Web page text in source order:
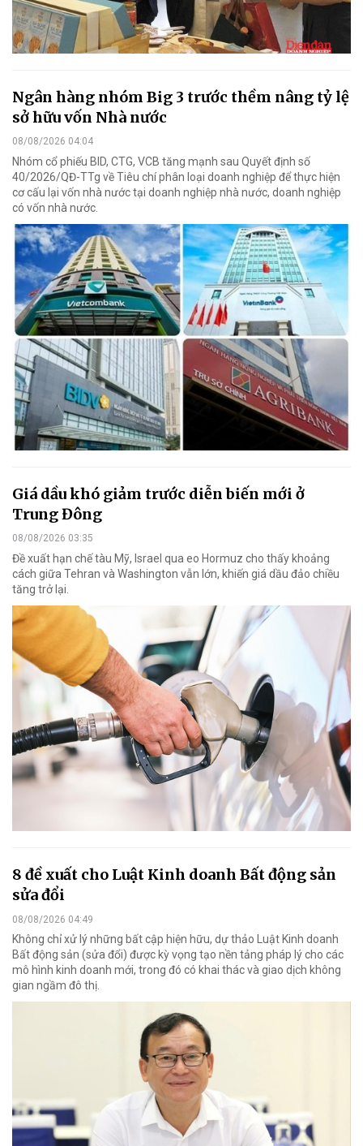
Ngân hàng nhóm Big 3 trước thềm nâng tỷ lệ
sở hữu vốn Nhà nước
08/08/2026 04:04
Nhóm cổ phiếu BID, CTG, VCB tăng mạnh sau Quyết định số
40/2026/QĐ-TTg về Tiêu chí phân loại doanh nghiệp để thực hiện
cơ cấu lại vốn nhà nước tại doanh nghiệp nhà nước, doanh nghiệp
có vốn nhà nước.
Giá dầu khó giảm trước diễn biến mới ở
Trung Đông
08/08/2026 03:35
Đề xuất hạn chế tàu Mỹ, Israel qua eo Hormuz cho thấy khoảng
cách giữa Tehran và Washington vẫn lớn, khiến giá dầu đảo chiều
tăng trở lại.
8 đề xuất cho Luật Kinh doanh Bất động sản
sửa đổi
08/08/2026 04:49
Không chỉ xử lý những bất cập hiện hữu, dự thảo Luật Kinh doanh
Bất động sản (sửa đổi) được kỳ vọng tạo nền tảng pháp lý cho các
mô hình kinh doanh mới, trong đó có khai thác và giao dịch không
gian ngầm đô thị.